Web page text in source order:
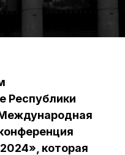
Республики
Международная
которая